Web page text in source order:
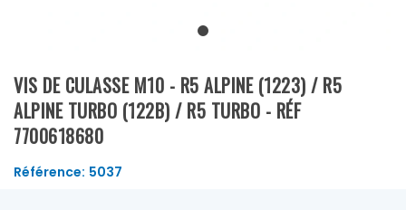
VIS DE CULASSE M10 - R5 ALPINE (1223) / R5
ALPINE TURBO (122B) / R5 TURBO - RÉF
7700618680
Référence: 5037